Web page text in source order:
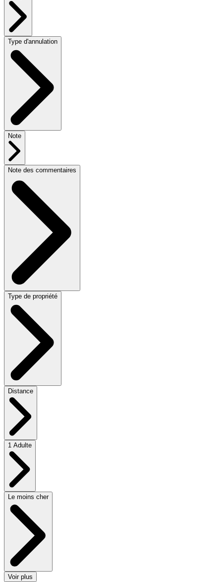
Type d'annulation
Note
Note des commentaires
Type de propriété
Distance
1 Adulte
Le moins cher
Voir plus